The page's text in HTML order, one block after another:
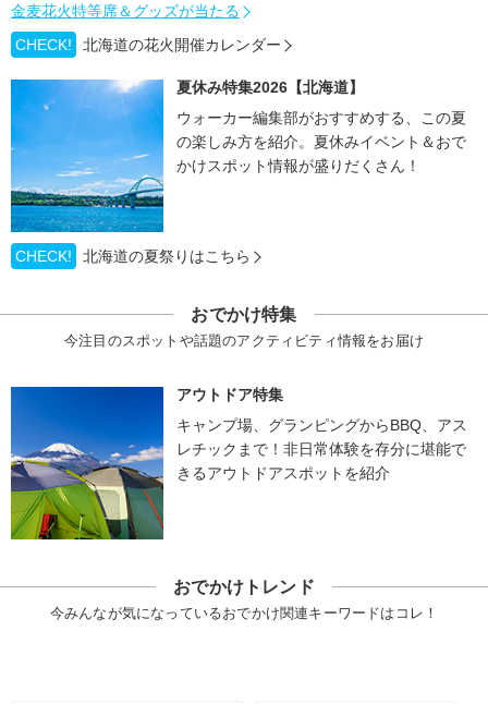
金麦花火特等席＆グッズが当たる
CHECK!
北海道の花火開催カレンダー
夏休み特集2026【北海道】
ウォーカー編集部がおすすめする、この夏
の楽しみ方を紹介。夏休みイベント＆おで
かけスポット情報が盛りだくさん！
CHECK! 北海道の夏祭りはこちら
おでかけ特集
今注目のスポットや話題のアクティビティ情報をお届け
アウトドア特集
キャンプ場、グランピングからBBQ、アス
レチックまで！非日常体験を存分に堪能で
きるアウトドアスポットを紹介
おでかけトレンド
今みんなが気になっているおでかけ関連キーワードはコレ！